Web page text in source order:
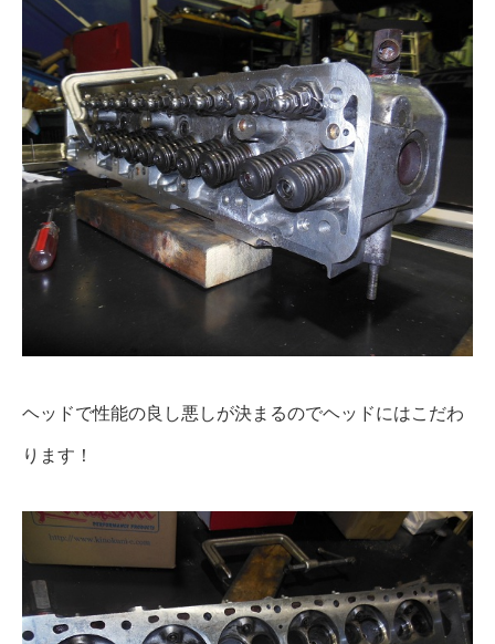
ヘッドで性能の良し悪しが決まるのでヘッドにはこだわ
ります！